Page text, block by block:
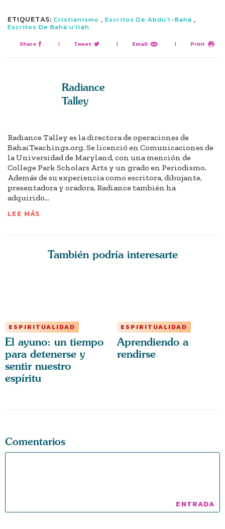
ETIQUETAS: Cristianismo ,Escritos De Abdu’l-Bahá ,
Escritos De Bahá’u’lláh
Share | Tweet | Email | Print
Radiance
Talley
Radiance Talley es la directora de operaciones de
BahaiTeachings.org. Se licenció en Comunicaciones de
la Universidad de Maryland, con una mención de
College Park Scholars Arts y un grado en Periodismo.
Además de su experiencia como escritora, dibujante,
presentadora y oradora, Radiance también ha
adquirido...
LEE MÁS
También podría interesarte
ESPIRITUALIDAD
El ayuno: un tiempo
para detenerse y
sentir nuestro
espíritu
ESPIRITUALIDAD
Aprendiendo a
rendirse
Comentarios